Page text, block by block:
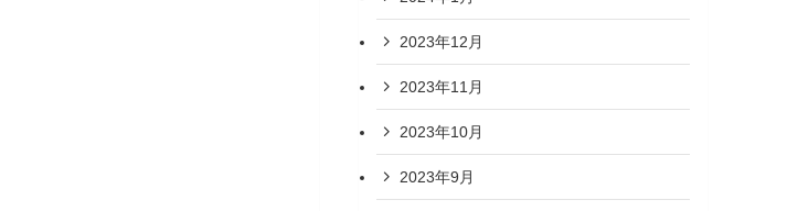
2023年12月
2023年11月
2023年10月
2023年9月